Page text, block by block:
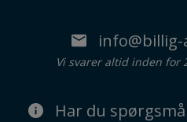
Vi svarer altid inden for
Har du